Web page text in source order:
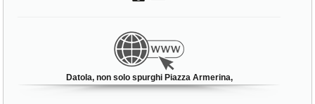
Datola, non solo spurghi Piazza Armerina,